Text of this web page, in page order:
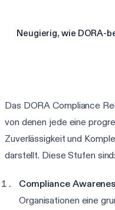
Neugierig, wie DORA-
Das DORA Compliance
von denen jede eine
Zuverlässigkeit und
darstellt. Diese Stufen sind:
Compliance
Organisationen eine